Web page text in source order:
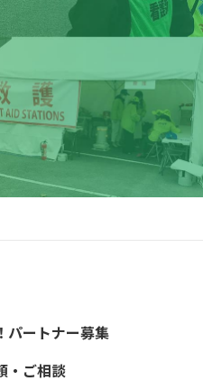
パートナー募集
・ご相談